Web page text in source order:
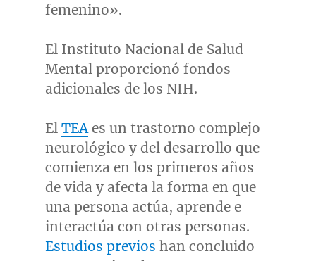
femenino».
El Instituto Nacional de Salud
Mental proporcionó fondos
adicionales de los NIH.
El TEAes un trastorno complejo
neurológico y del desarrollo que
comienza en los primeros años
de vida y afecta la forma en que
una persona actúa, aprende e
interactúa con otras personas.
Estudios previos han concluido